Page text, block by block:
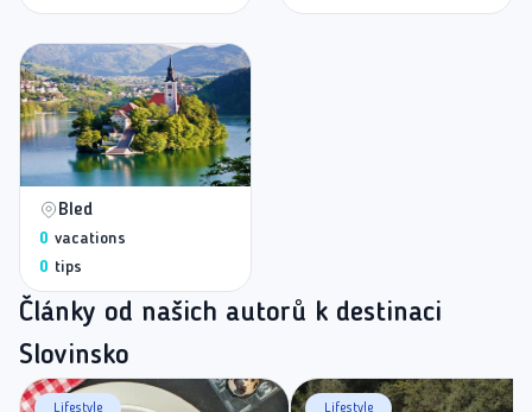
Bled
0 vacations
0 tips
Články od našich autorů k destinaci
Slovinsko
Lifestyle Lifestyle